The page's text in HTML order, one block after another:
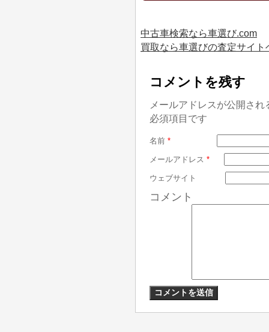
中古車検索なら車選び.com
買取なら車選びの査定サイト
コメントを残す
メールアドレスが公開さ
必須項目です
名前 *
メールアドレス *
ウェブサイト
コメント